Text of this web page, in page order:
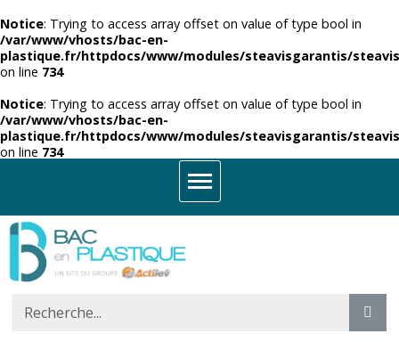
Notice: Trying to access array offset on value of type bool in
/var/www/vhosts/bac-en-
plastique.fr/httpdocs/www/modules/steavisgarantis/
on line 734
Notice: Trying to access array offset on value of type bool in
/var/www/vhosts/bac-en-
plastique.fr/httpdocs/www/modules/steavisgarantis/
on line 734